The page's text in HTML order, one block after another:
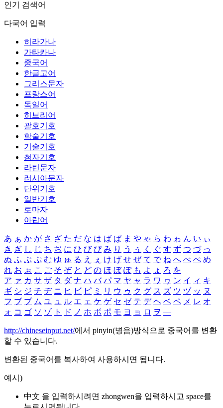
인기 검색어
다국어 입력
히라가나
가타카나
중국어
한글고어
그리스문자
프랑스어
독일어
히브리어
괄호기호
학술기호
기술기호
첨자기호
라틴문자
러시아문자
단위기호
일반기호
로마자
아랍어
あ ぁ か が さ ざ た だ な は ば ぱ ま や ゃ ら わ ゎ ん い ぃ
き ぎ し じ ち ぢ に ひ び ぴ み り う ぅ く ぐ す ず つ づ っ
ぬ ふ ぶ ぷ む ゆ ゅ る え ぇ け げ せ ぜ て で ね へ べ ぺ め
れ お ぉ こ ご そ ぞ と ど の ほ ぼ ぽ も よ ょ ろ を
ア ァ カ サ ザ タ ダ ナ ハ バ パ マ ヤ ャ ラ ワ ヮ ン イ ィ キ
ギ シ ジ チ ヂ ニ ヒ ビ ピ ミ リ ウ ゥ ク グ ス ズ ツ ヅ ッ ヌ
フ ブ プ ム ユ ュ ル エ ェ ケ ゲ セ ゼ テ デ ヘ ベ ペ メ レ オ
ォ コ ゴ ソ ゾ ト ド ノ ホ ボ ポ モ ヨ ョ ロ ヲ ―
http://chineseinput.net/에서 pinyin(병음)방식으로 중국어를 변환
할 수 있습니다.
변환된 중국어를 복사하여 사용하시면 됩니다.
예시)
中文 을 입력하시려면 zhongwen을 입력하시고 space를